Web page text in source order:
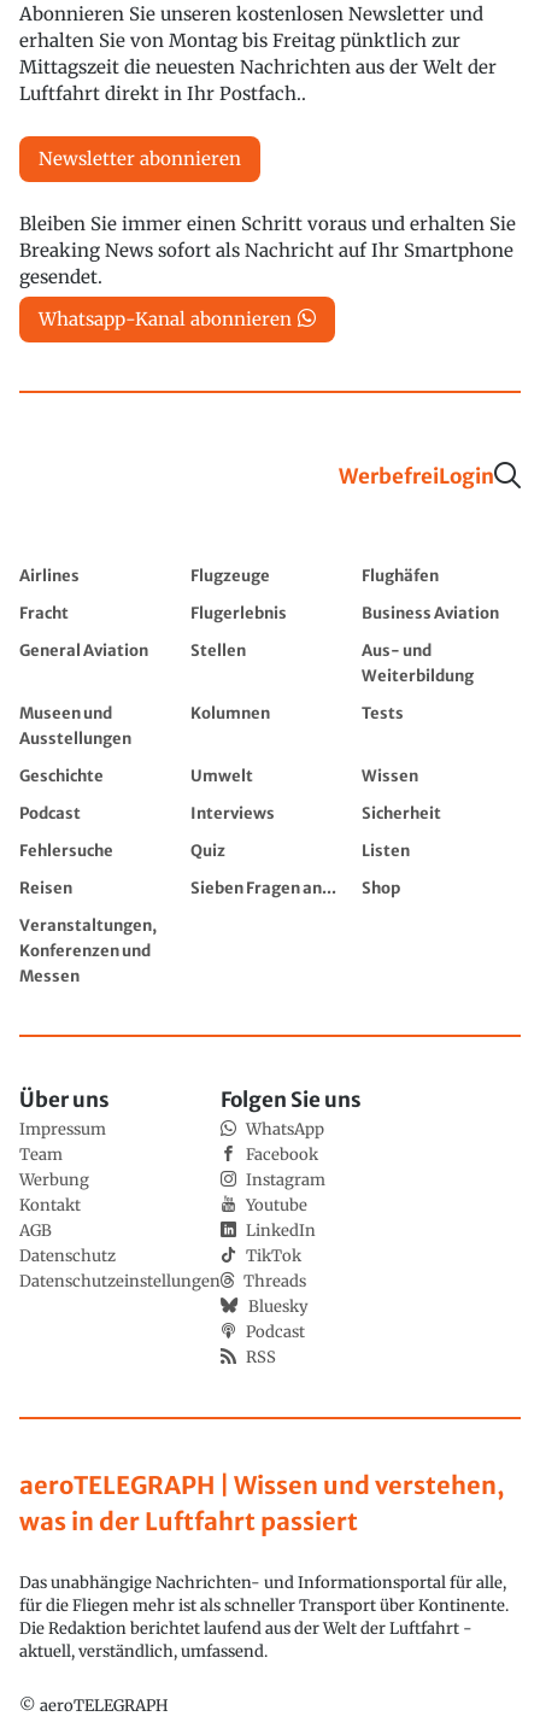
Abonnieren Sie unseren kostenlosen Newsletter und
erhalten Sie von Montag bis Freitag pünktlich zur
Mittagszeit die neuesten Nachrichten aus der Welt der
Luftfahrt direkt in Ihr Postfach..
Newsletter abonnieren
Bleiben Sie immer einen Schritt voraus und erhalten Sie
Breaking News sofort als Nachricht auf Ihr Smartphone
gesendet.
Whatsapp-Kanal abonnieren
WerbefreiLogin
Airlines Flugzeuge
Flughäfen
Fracht
Flugerlebnis
Business Aviation
General Aviation
Stellen
Aus- und
Weiterbildung
Museen und
Ausstellungen
Kolumnen Tests
Geschichte Umwelt
Wissen
Podcast
Interviews
Sicherheit
Fehlersuche
Quiz
Listen
Reisen
Sieben Fragen an...
Shop
Veranstaltungen,
Konferenzen und
Messen
aeroTELEGRAPH | Wissen und verstehen,
was in der Luftfahrt passiert
Das unabhängige Nachrichten- und Informationsportal für alle,
für die Fliegen mehr ist als schneller Transport über Kontinente.
Die Redaktion berichtet laufend aus der Welt der Luftfahrt -
aktuell, verständlich, umfassend.
© aeroTELEGRAPH
Über uns
Impressum
Team
Werbung
Kontakt
AGB
Datenschutz
Datenschutzeinstellungen
Folgen Sie uns
WhatsApp
Facebook
Instagram
Youtube
LinkedIn
TikTok
Threads
Bluesky
Podcast
RSS